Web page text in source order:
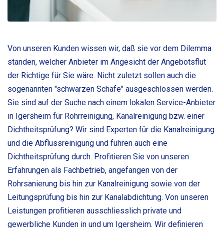
Von unseren Kunden wissen wir, daß sie vor dem Dilemma
standen, welcher Anbieter im Angesicht der Angebotsflut
der Richtige für Sie wäre. Nicht zuletzt sollen auch die
sogenannten "schwarzen Schafe" ausgeschlossen werden.
Sie sind auf der Suche nach einem lokalen Service-Anbieter
in Igersheim für Rohrreinigung, Kanalreinigung bzw. einer
Dichtheitsprüfung? Wir sind Experten für die Kanalreinigung
und die Abflussreinigung und führen auch eine
Dichtheitsprüfung durch. Profitieren Sie von unseren
Erfahrungen als Fachbetrieb, angefangen von der
Rohrsanierung bis hin zur Kanalreinigung sowie von der
Leitungsprüfung bis hin zur Kanalabdichtung. Von unseren
Leistungen profitieren ausschliesslich private und
gewerbliche Kunden in und um Igersheim. Wir definieren